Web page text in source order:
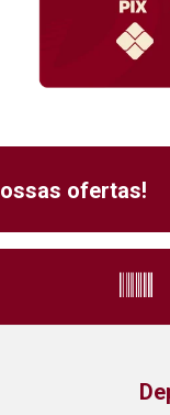
ofertas!